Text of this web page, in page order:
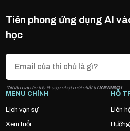
Tiên phong ứng dụng AI
học
*Nhận các tin tức & cập nhật mới nhất từXEMBOI
MENU CHÍNH
Lịch vạn sự
Xem tuổi
HỖ
Liên